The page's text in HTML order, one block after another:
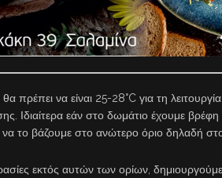
πρέπει να είναι 25-28°C για τη
Ιδιαίτερα εάν στο δωμάτιο έχουμε βρέφη
να το βάζουμε στο ανώτερο όριο δηλαδή
εκτός αυτών των ορίων, δημιουργούμε